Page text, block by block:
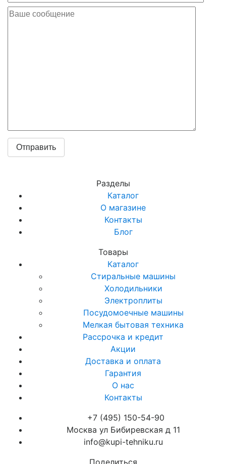
Разделы
Каталог
О магазине
Контакты
Блог
Товары
Каталог
Стиральные машины
Холодильники
Электроплиты
Посудомоечные машины
Мелкая бытовая техника
Рассрочка и кредит
Акции
Доставка и оплата
Гарантия
О нас
Контакты
+7 (495) 150-54-90
Москва ул Бибиревская д 11
info@kupi-tehniku.ru